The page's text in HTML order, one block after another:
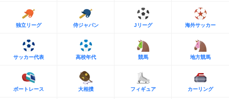
独立リーグ 侍ジャパン Jリーグ 海外サッカー
サッカー代表 高校年代 競馬 地方競馬
ボートレース 大相撲 フィギュア カーリング